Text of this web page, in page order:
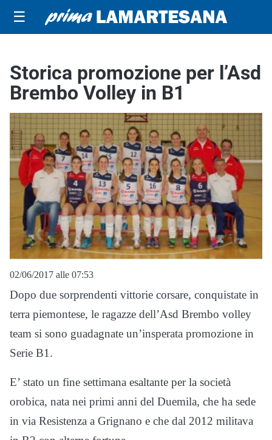
☰
Storica promozione per l’Asd
Brembo Volley in B1
02/06/2017 alle 07:53
Dopo due sorprendenti vittorie corsare, conquistate in
terra piemontese, le ragazze dell’Asd Brembo volley
team si sono guadagnate un’insperata promozione in
Serie B1.
E’ stato un fine settimana esaltante per la società
orobica, nata nei primi anni del Duemila, che ha sede
in via Resistenza a Grignano e che dal 2012 militava